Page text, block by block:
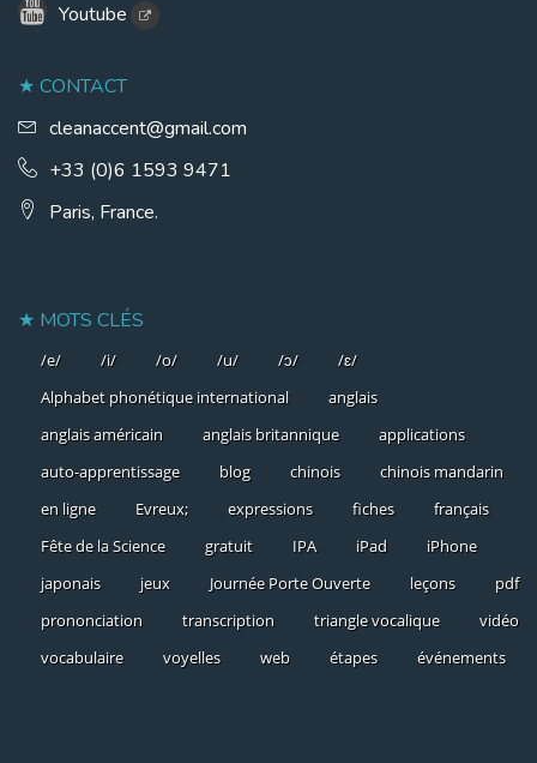
Youtube
CONTACT
cleanaccent@gmail.com
+33 (0)6 1593 9471
Paris, France.
MOTS CLÉS
/e/ /i/ /o/ /u/ /ɔ/
/ɛ/
Alphabet phonétique international
anglais
anglais américain
anglais britannique
applications
auto-apprentissage
blog chinois
chinois mandarin
en ligne
Evreux; expressions fiches
français
Fête de la Science
gratuit IPA iPad
iPhone
japonais
jeux Journée Porte Ouverte leçons
pdf
prononciation
transcription triangle vocalique
vidéo
vocabulaire
voyelles web étapes événements